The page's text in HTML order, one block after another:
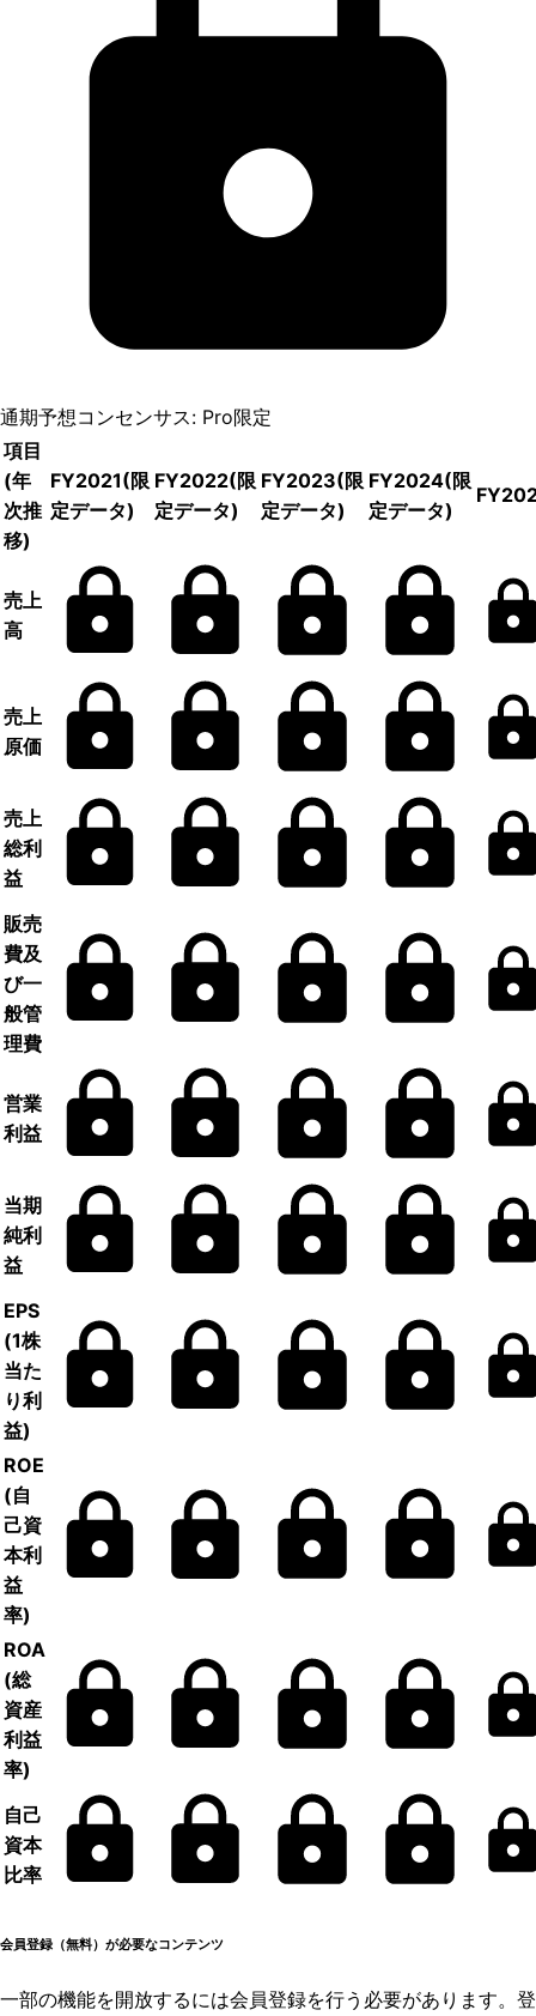
通期予想コンセンサス: Pro限定
項目
(年
次推
移)
FY2021(限
定データ)
FY2022(限
定データ)
FY2023(限
定データ)
FY2024(限
定データ)
売上
高
売上
原価
売上
総利
益
販売
費及
び一
般管
理費
営業
利益
当期
純利
益
EPS
(1株
当た
り利
益)
ROE
(自
己資
本利
益
率)
ROA
(総
資産
利益
率)
自己
資本
比率
会員登録（無料）が必要なコンテンツ
一部の機能を開放するには会員登録を行う必要があります。登